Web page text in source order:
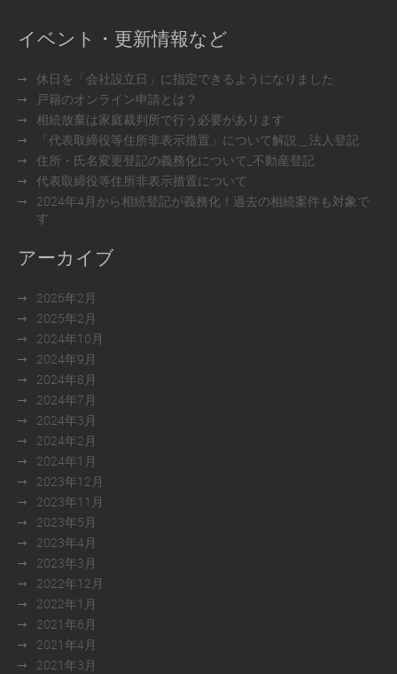
イベント・更新情報など
休日を「会社設立日」に指定できるようになりました
戸籍のオンライン申請とは？
相続放棄は家庭裁判所で行う必要があります
「代表取締役等住所非表示措置」について解説＿法人登記
住所・氏名変更登記の義務化について_不動産登記
代表取締役等住所非表示措置について
2024年4月から相続登記が義務化！過去の相続案件も対象で
す
アーカイブ
2026年2月
2025年2月
2024年10月
2024年9月
2024年8月
2024年7月
2024年3月
2024年2月
2024年1月
2023年12月
2023年11月
2023年5月
2023年4月
2023年3月
2022年12月
2022年1月
2021年6月
2021年4月
2021年3月